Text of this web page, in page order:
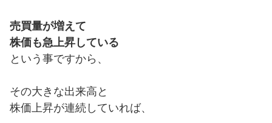
売買量が増えて
株価も急上昇している
という事ですから、
その大きな出来高と
株価上昇が連続していれば、